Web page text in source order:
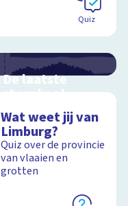
Quiz
De laatste
steenkool
meer uit de
Limburgse
steenkoolmijnen
Schoolplaat
Wat weet jij van
Limburg?
Quiz over de provincie
van vlaaien en
grotten